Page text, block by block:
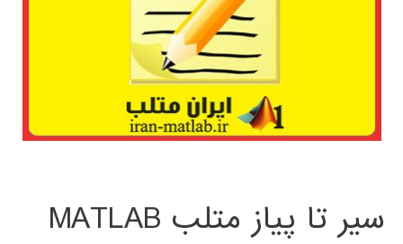
سیر تا پیاز متلب MATLAB